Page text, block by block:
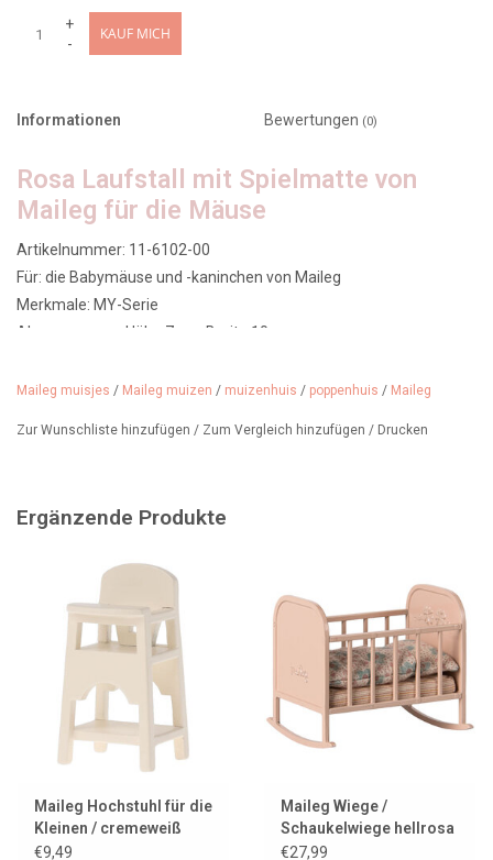
+
-
KAUF MICH
Informationen Bewertungen (0)
Rosa Laufstall mit Spielmatte von
Maileg für die Mäuse
Artikelnummer: 11-6102-00
Für: die Babymäuse und -kaninchen von Maileg
Merkmale: MY-Serie
Abmessungen: Höhe 7 cm, Breite 10 cm
Maileg muisjes / Maileg muizen / muizenhuis / poppenhuis / Maileg
Zur Wunschliste hinzufügen / Zum Vergleich hinzufügen / Drucken
Ergänzende Produkte
Maileg Hochstuhl für die
Kleinen / cremeweiß
€9,49
Maileg Wiege /
Schaukelwiege hellrosa
€27,99